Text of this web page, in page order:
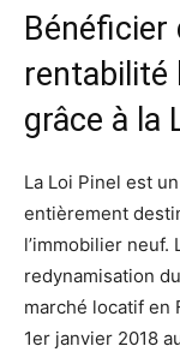
Bénéficier
rentabilité
grâce à la
La Loi Pinel est
entièrement
l’immobilier neuf.
redynamisation
marché locatif en
1er janvier 2018